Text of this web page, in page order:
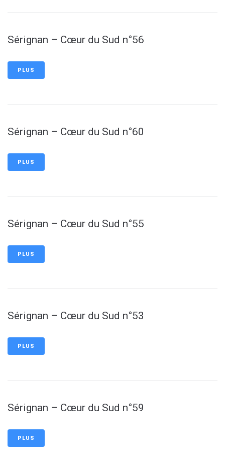
Sérignan – Cœur du Sud n°56
PLUS
Sérignan – Cœur du Sud n°60
PLUS
Sérignan – Cœur du Sud n°55
PLUS
Sérignan – Cœur du Sud n°53
PLUS
Sérignan – Cœur du Sud n°59
PLUS